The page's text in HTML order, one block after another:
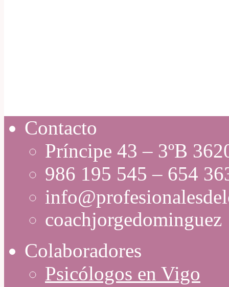
Contacto
Príncipe 43 – 3ºB
986 195 545 – 654
coachjorgedominguez
Colaboradores
Psicólogos en Vigo